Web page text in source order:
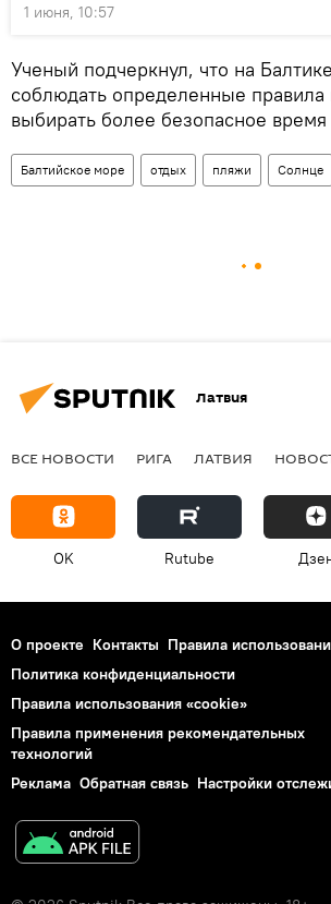
1 июня, 10:57
Ученый подчеркнул, что на
соблюдать определенные правила
выбирать более безопасное время
Балтийское море отдых пляжи Солнце
Латвия
ВСЕ НОВОСТИ РИГА ЛАТВИЯ
OK Rutube
О проекте Контакты Правила
Политика конфиденциальности
Правила использования «cookie»
Правила применения рекомендательных
технологий
Реклама Обратная связь Настройки